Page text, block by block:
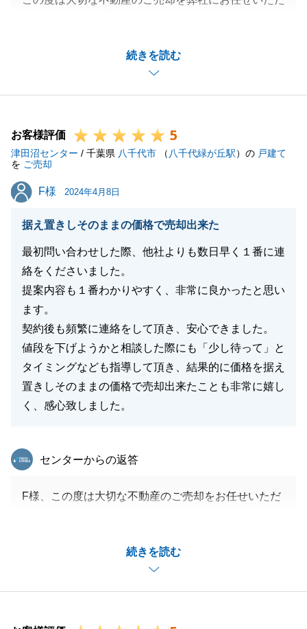
続きを読む
ができ何よりに思います。
転勤はありましたが、最後までN様のご売却のお手伝
いができ、大変嬉しい気持ちで一杯です。
ださいませ。
引き続きよろしくお願いいたします。
お客様評価 5
津田沼センター / 千葉県 八千代市 （ 八千代緑が丘駅）の 戸建て
を ご売却
F様
F様 2024年4月8日
据え置きしそのままの価格で売却出来た
最初問い合わせした際、他社よりも数日早く１番に連
絡をくださいました。
提案内容も１番わかりやすく、非常に良かったと思い
ます。
契約後も頻繁に連絡をして頂き、安心できました。
値段を下げようかと相談した際にも「少し待って」と
タイミングなども指導して頂き、結果的に価格を据え
置きしそのままの価格で売却出来たことも非常に嬉し
く、感心致しました。
続きを読む
東急リバブル
センターからの返答
F様、この度は大切な不動産のご売却をお任せいただ
お取引がスムーズに進捗したのも、F様がいつも迅速
にご対応いただいたおかげです。
ありがとうございました。